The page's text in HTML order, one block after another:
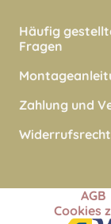
Häufig
Fragen
Zahlung und
Widerrufsrecht
AGB
Cookies